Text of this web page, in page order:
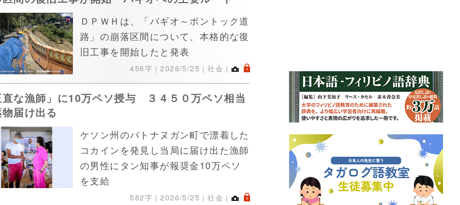
ＤＰＷＨは、「バギオ～ボントック道
路」の崩落区間について、本格的な復
旧工事を開始したと発表
456字｜2026/5/25 ｜社会｜ .
直な漁師」に10万ペソ授与 ３４５０万ペソ相当
届け出る
ケソン州のパトナヌガン町で漂着した
コカインを発見し当局に届け出た漁師
の男性にタン知事が報奨金10万ペソ
を支給
582字｜2026/5/25 ｜社会｜ .